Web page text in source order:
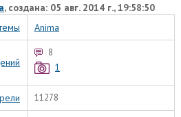
, создана: 05 авг. 2014 г., 19:58:50
Anima
8
1
11278